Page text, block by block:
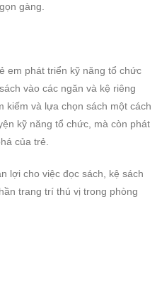
gàng.
em phát triển kỹ năng tổ chức
vào các ngăn và kệ riêng
kiếm và lựa chọn sách một cách
kỹ năng tổ chức, mà còn phát
của trẻ.
lợi cho việc đọc sách, kệ sách
trang trí thú vị trong phòng